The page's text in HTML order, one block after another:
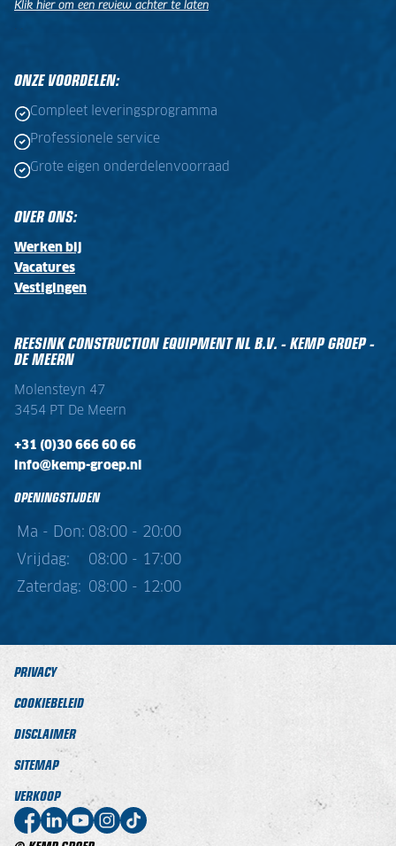
Klik hier om een review achter te laten
ONZE VOORDELEN:
Compleet leveringsprogramma
Professionele service
Grote eigen onderdelenvoorraad
OVER ONS:
Werken bij
Vacatures
Vestigingen
REESINK CONSTRUCTION EQUIPMENT NL B.V. - KEMP GROEP -
DE MEERN
Molensteyn 47
3454 PT De Meern
+31 (0)30 666 60 66
info@kemp-groep.nl
OPENINGSTIJDEN
Ma - Don: 08:00 - 20:00
Vrijdag:
08:00 - 17:00
Zaterdag:
08:00 - 12:00
PRIVACY
COOKIEBELEID
DISCLAIMER
SITEMAP
VERKOOP